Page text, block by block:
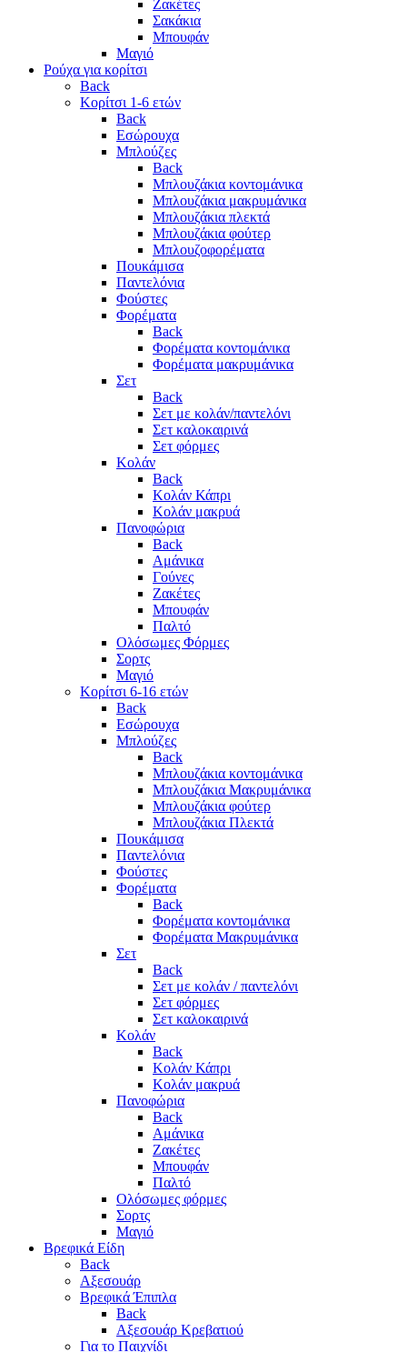
Ζακέτες
Σακάκια
Μπουφάν
Μαγιό
Ρούχα για κορίτσι
Back
Κορίτσι 1-6 ετών
Back
Εσώρουχα
Μπλούζες
Back
Μπλουζάκια κοντομάνικα
Μπλουζάκια μακρυμάνικα
Μπλουζάκια πλεκτά
Μπλουζάκια φούτερ
Μπλουζοφορέματα
Πουκάμισα
Παντελόνια
Φούστες
Φορέματα
Back
Φορέματα κοντομάνικα
Φορέματα μακρυμάνικα
Σετ
Back
Σετ με κολάν/παντελόνι
Σετ καλοκαιρινά
Σετ φόρμες
Κολάν
Back
Κολάν Κάπρι
Κολάν μακρυά
Πανοφώρια
Back
Αμάνικα
Γούνες
Ζακέτες
Μπουφάν
Παλτό
Ολόσωμες Φόρμες
Σορτς
Μαγιό
Κορίτσι 6-16 ετών
Back
Εσώρουχα
Μπλούζες
Back
Μπλουζάκια κοντομάνικα
Μπλουζάκια Μακρυμάνικα
Μπλουζάκια φούτερ
Μπλουζάκια Πλεκτά
Πουκάμισα
Παντελόνια
Φούστες
Φορέματα
Back
Φορέματα κοντομάνικα
Φορέματα Μακρυμάνικα
Σετ
Back
Σετ με κολάν / παντελόνι
Σετ φόρμες
Σετ καλοκαιρινά
Κολάν
Back
Κολάν Κάπρι
Κολάν μακρυά
Πανοφώρια
Back
Αμάνικα
Ζακέτες
Μπουφάν
Παλτό
Ολόσωμες φόρμες
Σορτς
Μαγιό
Βρεφικά Είδη
Back
Αξεσουάρ
Βρεφικά Έπιπλα
Back
Αξεσουάρ Κρεβατιού
Για το Παιχνίδι